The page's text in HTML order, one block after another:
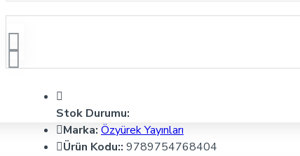
Stok Durumu:
Marka: Özyürek Yayınları
Ürün Kodu:: 9789754768404